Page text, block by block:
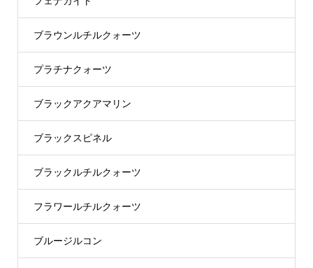
ブラウンルチルクォーツ
プラチナクォーツ
ブラックアクアマリン
ブラックスピネル
ブラックルチルクォーツ
フラワールチルクォーツ
ブルージルコン